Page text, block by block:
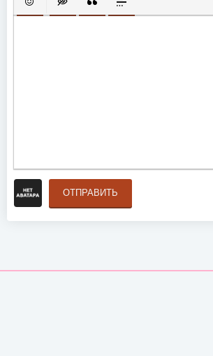
ВСТАВИТЬ СМАЙЛИК
ВСТАВКА СКРЫТОГО ТЕКСТА
ВСТАВКА ЦИТАТЫ
ВСТАВКА СПОЙЛЕРА
ОТПРАВИТЬ